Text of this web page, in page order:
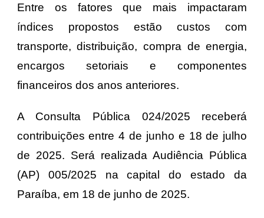
Entre os fatores que mais impactaram
índices propostos estão custos com
transporte, distribuição, compra de energia,
encargos setoriais ecomponentes
financeiros dos anos anteriores.
A Consulta Pública 024/2025 receberá
contribuições entre 4 de junho e 18 de julho
de 2025. Será realizada Audiência Pública
(AP) 005/2025 na capital do estado da
Paraíba, em 18 de junho de 2025.